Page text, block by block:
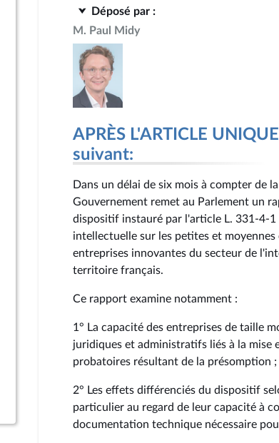
Date de dépôt
Déposé par :
M. Paul Midy
APRÈS L'ARTICLE
suivant:
Dans un délai de six mois à compter de
Gouvernement remet au Parlement un
dispositif instauré par l'article L. 331-4-
intellectuelle sur les petites et
entreprises innovantes du secteur de
territoire français.
Ce rapport examine notamment :
1° La capacité des entreprises de taille
juridiques et administratifs liés à la mise
probatoires résultant de la présomption ;
2° Les effets différenciés du dispositif
particulier au regard de leur capacité à
documentation technique nécessaire